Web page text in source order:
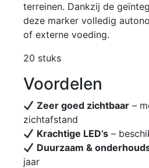
terreinen. Dankzij de
deze marker volledig
of externe voeding.
20 stuks
Voordelen
Zeer goed zichtbaar –
zichtafstand
Krachtige LED’s –
Duurzaam &
jaar